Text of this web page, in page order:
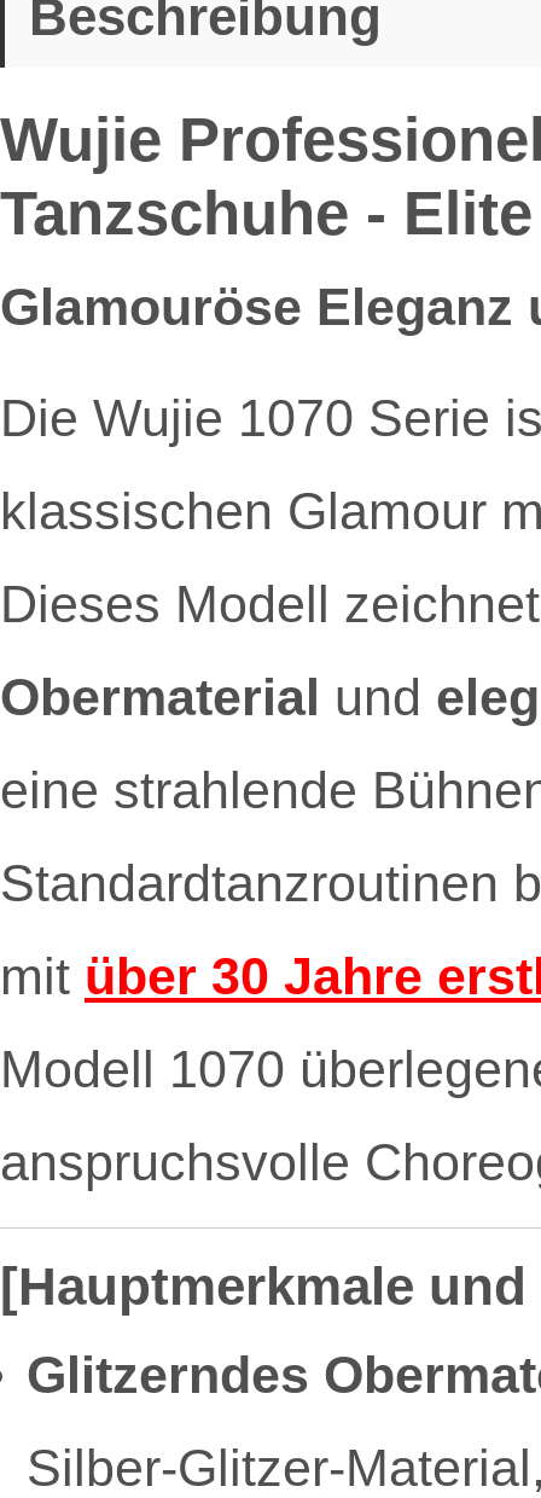
Beschreibung
Wujie
Tanzschuhe -
Glamouröse Eleganz
Die Wujie 1070 Serie
klassischen Glamour
Dieses Modell
Obermaterial und
eine strahlende
Standardtanzroutinen
mit über 30 Jahre
Modell 1070
anspruchsvolle
[Hauptmerkmale
Glitzerndes
Silber-Glitzer-